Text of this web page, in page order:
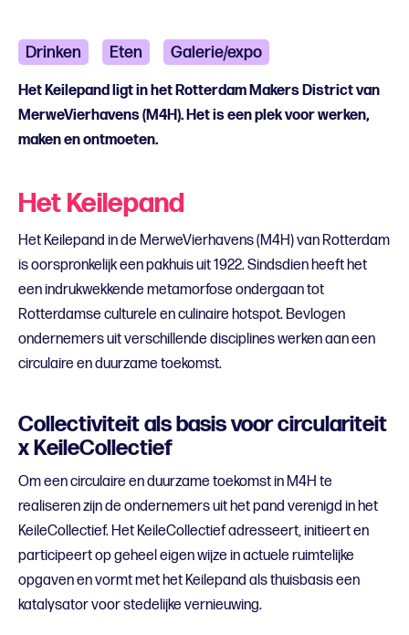
Drinken Eten Galerie/expo
Het Keilepand ligt in het Rotterdam Makers District van
MerweVierhavens (M4H). Het is een plek voor werken,
maken en ontmoeten.
Het Keilepand
Het Keilepand in de MerweVierhavens (M4H) van Rotterdam
is oorspronkelijk een pakhuis uit 1922. Sindsdien heeft het
een indrukwekkende metamorfose ondergaan tot
Rotterdamse culturele en culinaire hotspot. Bevlogen
ondernemers uit verschillende disciplines werken aan een
circulaire en duurzame toekomst.
Collectiviteit als basis voor circulariteit
x KeileCollectief
Om een circulaire en duurzame toekomst in M4H te
realiseren zijn de ondernemers uit het pand verenigd in het
KeileCollectief. Het KeileCollectief adresseert, initieert en
participeert op geheel eigen wijze in actuele ruimtelijke
opgaven en vormt met het Keilepand als thuisbasis een
katalysator voor stedelijke vernieuwing.